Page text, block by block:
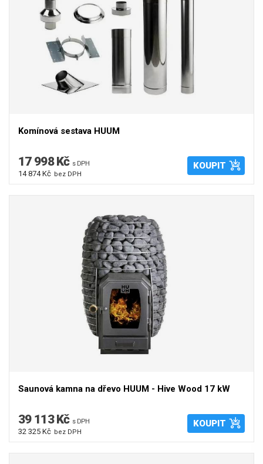
Komínová sestava HUUM
17 998 Kč s DPH
14 874 Kč bez DPH
KOUPIT
Saunová kamna na dřevo HUUM - Hive Wood 17 kW
39 113 Kč s DPH
32 325 Kč bez DPH
KOUPIT